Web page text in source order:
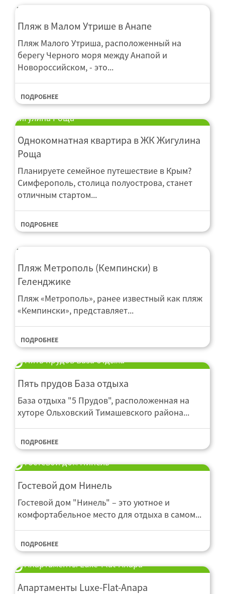
Пляж в Малом Утрише в Анапе
Пляж Малого Утриша, расположенный на
берегу Черного моря между Анапой и
Новороссийском, - это...
ПОДРОБНЕЕ
Квартира Однокомнатная квартира в ЖК
Жигулина Роща
Однокомнатная квартира в ЖК Жигулина
Роща
Планируете семейное путешествие в Крым?
Симферополь, столица полуострова, станет
отличным стартом...
ПОДРОБНЕЕ
Пляж Метрополь (Кемпински) в
Геленджике
Пляж «Метрополь», ранее известный как пляж
«Кемпински», представляет...
ПОДРОБНЕЕ
Пять прудов База отдыха
Пять прудов База отдыха
База отдыха "5 Прудов", расположенная на
хуторе Ольховский Тимашевского района...
ПОДРОБНЕЕ
Гостевой дом Нинель
Гостевой дом Нинель
Гостевой дом "Нинель" – это уютное и
комфортабельное место для отдыха в самом...
ПОДРОБНЕЕ
Апартаменты Luxe-Flat-Anapa
Апартаменты Luxe-Flat-Anapa